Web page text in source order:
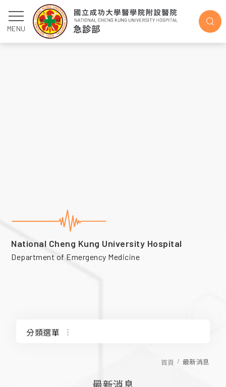
最新消息
MENU
National Cheng Kung University Hospital
Department of Emergency Medicine
分類選單
首頁 最新消息
最新消息